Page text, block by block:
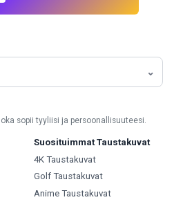
sopii tyyliisi ja persoonallisuuteesi.
Suosituimmat Taustakuvat
4K Taustakuvat
Golf Taustakuvat
Anime Taustakuvat